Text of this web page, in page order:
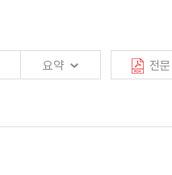
금자산을 마련하는 것이 중요하다.
는 기대하기 어렵다. 따라서 적립한
들 수 있다. 퇴직연금은 400조 원
대한 세제혜택의 경우 저축 여력이
요약 전문
및 사회적 문제는 개인만의 문제가